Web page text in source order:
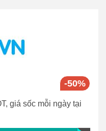
-50%
giá sốc mỗi ngày tại